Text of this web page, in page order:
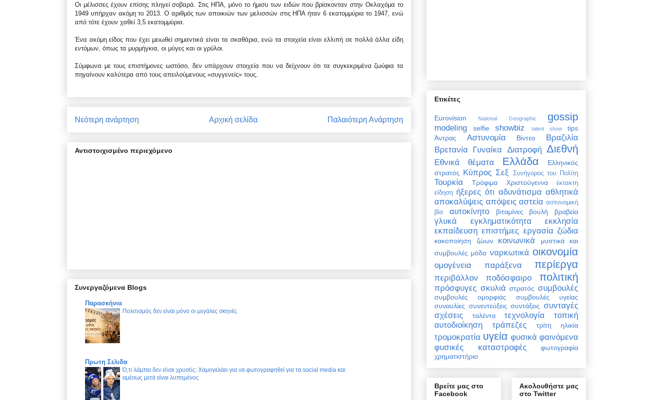
Οι μέλισσες έχουν επίσης πληγεί σοβαρά. Στις ΗΠΑ, μόνο το ήμισυ των ειδών που βρίσκονταν στην Οκλαχόμα το
1949 υπήρχαν ακόμη το 2013. Ο αριθμός των αποικιών των μελισσών στις ΗΠΑ ήταν 6 εκατομμύρια το 1947, ενώ
από τότε έχουν χαθεί 3,5 ​​εκατομμύρια.
Ένα ακόμη είδος που έχει μειωθεί σημαντικά είναι τα σκαθάρια, ενώ τα στοιχεία είναι ελλιπή σε πολλά άλλα είδη
εντόμων, όπως τα μυρμήγκια, οι μύγες και οι γρύλοι.
Σύμφωνα με τους επιστήμονες ωστόσο, δεν υπάρχουν στοιχεία που να δείχνουν ότι τα συγκεκριμένα ζωύφια τα
πηγαίνουν καλύτερα από τους απειλούμενους «συγγενείς» τους.
Νεότερη ανάρτηση Παλαιότερη Ανάρτηση
Αρχική σελίδα
Αντιστοιχισμένο περιεχόμενο
Συνεργαζόμενα Blogs
Παρασκήνια
Πολιτισμός δεν είναι μόνο οι μεγάλες σκηνές
Πρωτη Σελιδα
Ό,τι λάμπει δεν είναι χρυσός: Χαμογελάει για να φωτογραφηθεί για τα social media και
αμέσως μετά είναι λυπημένος
Ετικέτες
Eurovision National Geographic gossip
modeling selfie showbiz talent show
tips
Άντρας
Αστυνομία Βίντεο
Βραζιλία
Βρετανία Γυναίκα Διατροφή Διεθνή
Εθνικά θέματα Ελλάδα
Ελληνικός
στρατός Κύπρος Σεξ Συνήγορος του Πολίτη
Τουρκία Τρόφιμα Χριστούγεννα
έκτακτη
είδηση ήξερες ότι αδυνάτισμα αθλητικά
αποκαλύψεις απόψεις αστεία αστυνομική
βία
αυτοκίνητο βιταμίνες βουλή βραβεία
γλυκά εγκληματικότητα
εκκλησία
εκπαίδευση επιστήμες εργασία ζώδια
κακοποίηση ζώων κοινωνικά
μυστικά και
συμβουλές μόδα ναρκωτικά οικονομία
ομογένεια παράξενα περίεργα
περιβάλλον ποδόσφαιρο πολιτική
πρόσφυγες σκυλιά στρατός συμβουλές
συμβουλές ομορφιάς
συμβουλές υγείας
συναυλίες συνεντεύξεις συντάξεις συνταγές
σχέσεις
ταλέντα τεχνολογία
τοπική
αυτοδιοίκηση
τράπεζες τρίτη ηλικία
τρομοκρατία υγεία φυσικά φαινόμενα
φυσικές καταστροφές
φωτογραφία
χρηματιστήριο
Βρείτε μας στο
Facebook
Ακολουθήστε μας
στο Twitter